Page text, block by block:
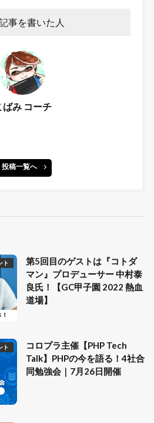
事を書いた人
ばみ コーチ
投稿一覧へ
ト
第5回目のゲストは『コトダ
マン』プロデューサー 中村泰
良氏！【GC甲子園 2022 熱血
道場】
ト
コロプラ主催【PHP Tech
Talk】PHPの今を語る！4社合
同勉強会｜7月26日開催